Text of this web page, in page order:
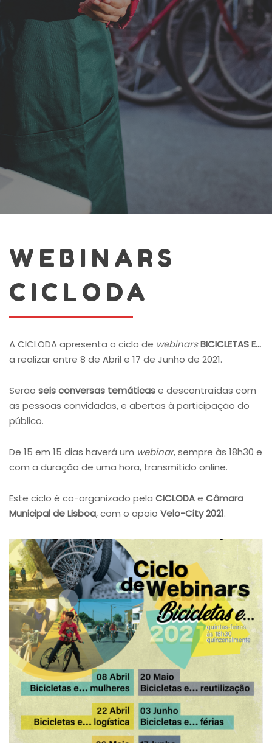
WEBINARS
CICLODA
A CICLODA apresenta o ciclo de webinarsBICICLETAS E...
a realizar entre 8 de Abril e 17 de Junho de 2021.
Serão seis conversas temáticase descontraídas com
as pessoas convidadas, e abertas à participação do
público.
De 15 em 15 dias haverá um webinar, sempre às 18h30 e
com a duração de uma hora, transmitido online.
Este ciclo é co-organizado pela CICLODAe Câmara
Municipal de Lisboa, com o apoio Velo-City 2021.